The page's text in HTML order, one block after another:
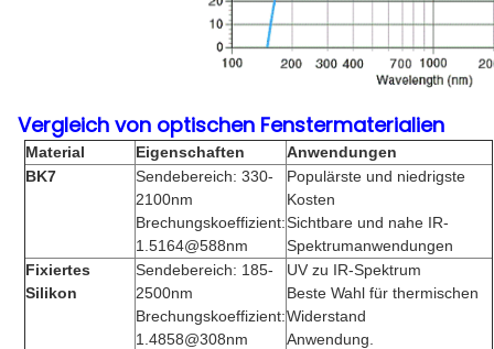
Vergleich von optischen Fenstermaterialien
Material Eigenschaften
Anwendungen
BK7
Sendebereich: 330-
2100nm
Brechungskoeffizient:
1.5164@588nm
Populärste und niedrigste
Kosten
Sichtbare und nahe IR-
Spektrumanwendungen
Fixiertes
Silikon
Sendebereich: 185-
2500nm
Brechungskoeffizient:
1.4858@308nm
UV zu IR-Spektrum
Beste Wahl für thermischen
Widerstand
Anwendung.